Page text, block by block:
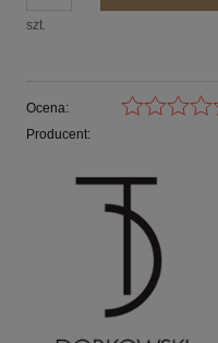
szt.
Ocena:
Producent: